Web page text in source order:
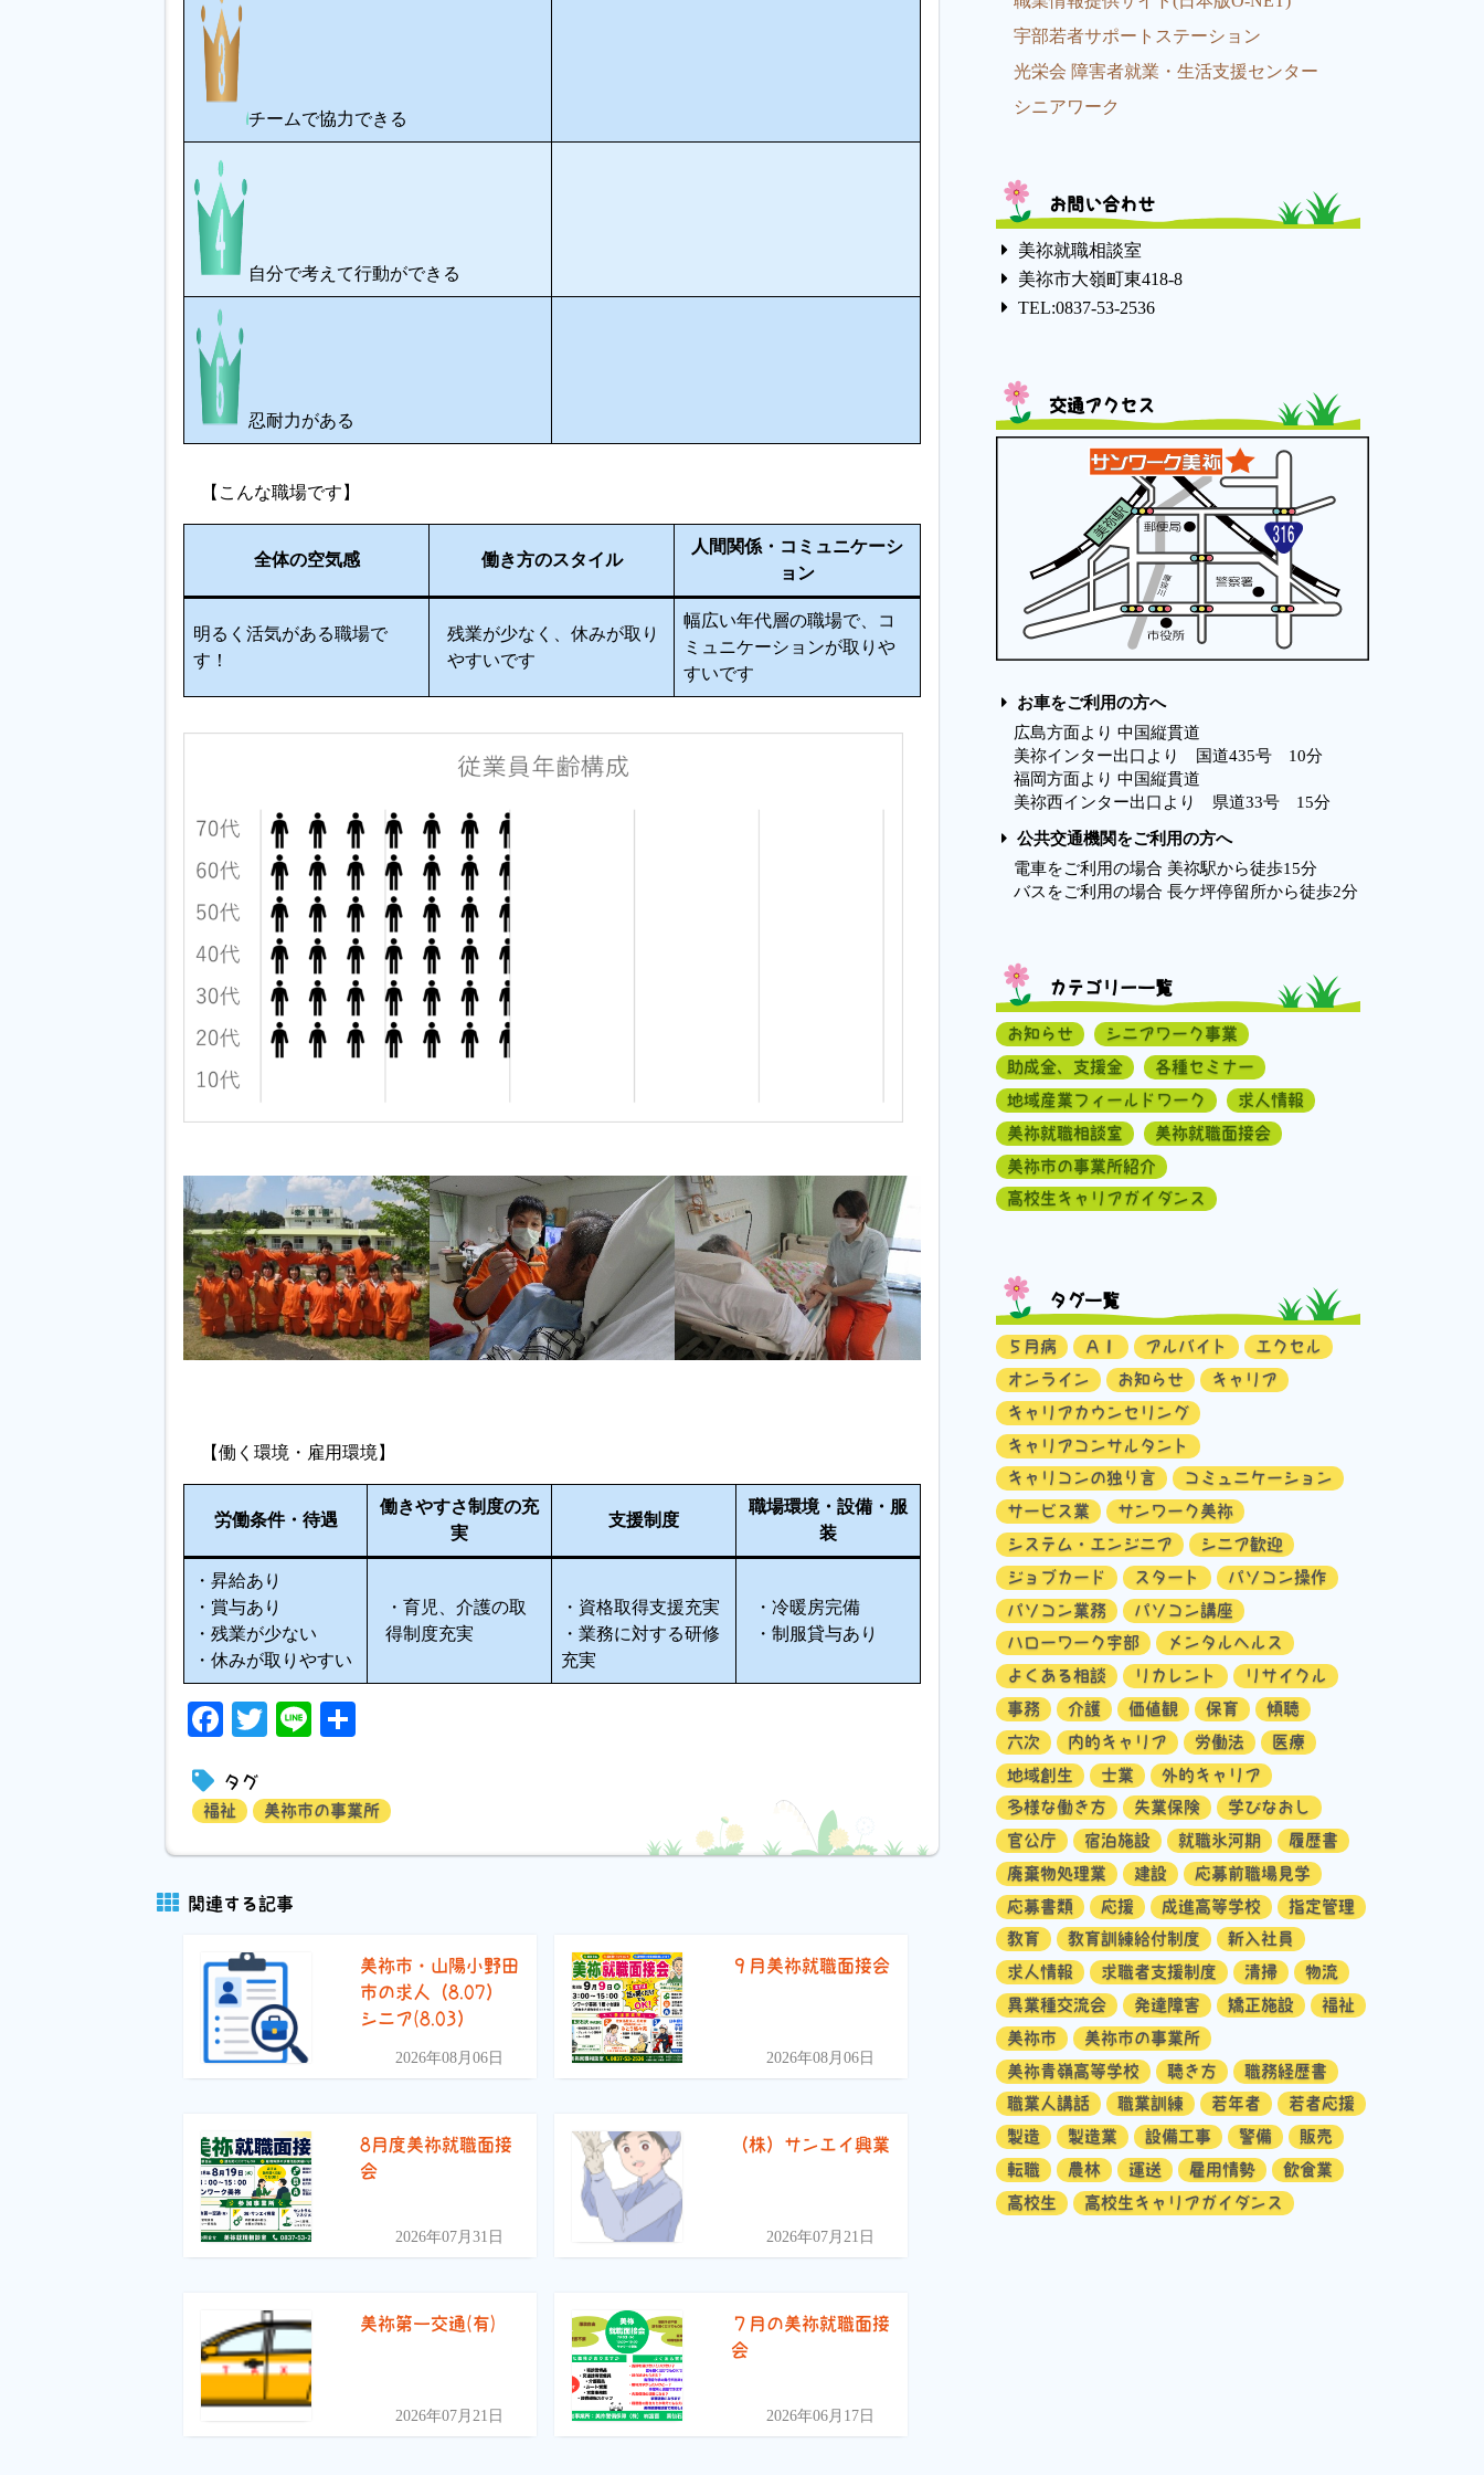
チームで協力できる
自分で考えて行動ができる
忍耐力がある
【こんな職場です】
全体の空気感 働き方のスタイル
人間関係・コミュニケーシ
ョン
明るく活気がある職場で
す！
残業が少なく、休みが取り
やすいです
幅広い年代層の職場で、コ
ミュニケーションが取りや
すいです
【働く環境・雇用環境】
労働条件・待遇
働きやすさ制度の充
実
支援制度
職場環境・設備・服
装
・昇給あり
・賞与あり
・残業が少ない
・休みが取りやすい
・育児、介護の取
得制度充実
・資格取得支援充実
・業務に対する研修
充実
・冷暖房完備
・制服貸与あり
Facebook
Twitter
Line
タグ
福祉 美祢市の事業所
関連する記事
美祢市・山陽小野田
市の求人（8.07）
シニア(8.03）
2026年08月06日
９月美祢就職面接会
2026年08月06日
8月度美祢就職面接
会
2026年07月31日
（株）サンエイ興業
2026年07月21日
美祢第一交通(有)
2026年07月21日
７月の美祢就職面接
会
2026年06月17日
宇部若者サポートステーション
光栄会 障害者就業・生活支援センター
シニアワーク
お問い合わせ
美祢就職相談室
美祢市大嶺町東418-8
TEL:0837-53-2536
交通アクセス
お車をご利用の方へ
広島方面より 中国縦貫道
美祢インター出口より 国道435号 10分
福岡方面より 中国縦貫道
美祢西インター出口より 県道33号 15分
公共交通機関をご利用の方へ
電車をご利用の場合 美祢駅から徒歩15分
バスをご利用の場合 長ケ坪停留所から徒歩2分
カテゴリー一覧
お知らせ
シニアワーク事業
助成金、支援金
各種セミナー
地域産業フィールドワーク
求人情報
美祢就職相談室
美祢就職面接会
美祢市の事業所紹介
高校生キャリアガイダンス
タグ一覧
５月病 ＡＩ アルバイト
エクセル
オンライン
お知らせ
キャリア
キャリアカウンセリング
キャリアコンサルタント
キャリコンの独り言
コミュニケーション
サービス業
サンワーク美祢
システム・エンジニア
シニア歓迎
ジョブカード
スタート
パソコン操作
パソコン業務
パソコン講座
ハローワーク宇部
メンタルヘルス
よくある相談
リカレント
リサイクル
事務
介護 価値観 保育
傾聴
六次
内的キャリア 労働法
医療
地域創生
士業
外的キャリア
多様な働き方
失業保険
学びなおし
官公庁
宿泊施設 就職氷河期
履歴書
廃棄物処理業
建設
応募前職場見学
応募書類
応援 成進高等学校
指定管理
教育
教育訓練給付制度
新入社員
求人情報
求職者支援制度 清掃
物流
異業種交流会
発達障害 矯正施設
福祉
美祢市
美祢市の事業所
美祢青嶺高等学校
聴き方
職務経歴書
職業人講話
職業訓練 若年者
若者応援
製造
製造業 設備工事 警備
販売
転職
農林 運送 雇用情勢
飲食業
高校生
高校生キャリアガイダンス